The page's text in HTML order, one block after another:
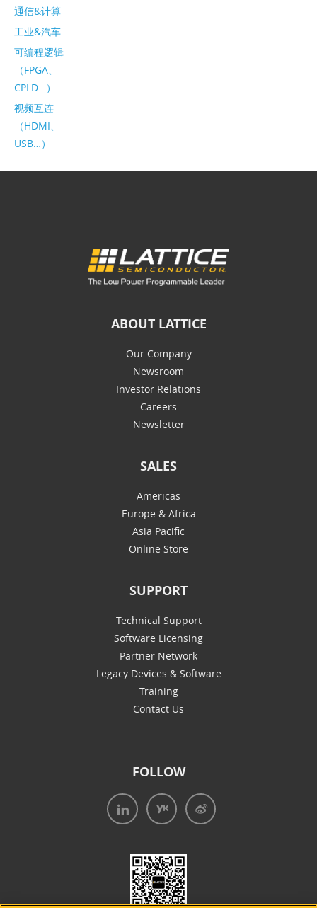
通信&计算
工业&汽车
可编程逻辑
（FPGA、
CPLD…）
视频互连
（HDMI、
USB…）
ABOUT LATTICE
Our Company
Newsroom
Investor Relations
Careers
Newsletter
SALES
Americas
Europe & Africa
Asia Pacific
Online Store
SUPPORT
Technical Support
Software Licensing
Partner Network
Legacy Devices & Software
Training
Contact Us
FOLLOW